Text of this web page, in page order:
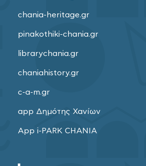
chania-heritage.gr
pinakothiki-chania.gr
librarychania.gr
chaniahistory.gr
c-a-m.gr
app Δημότης Χανίων
App i-PARK CHANIA